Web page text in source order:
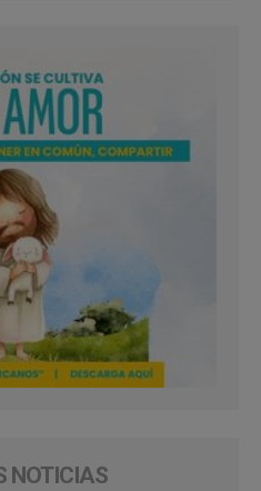
NOTICIAS